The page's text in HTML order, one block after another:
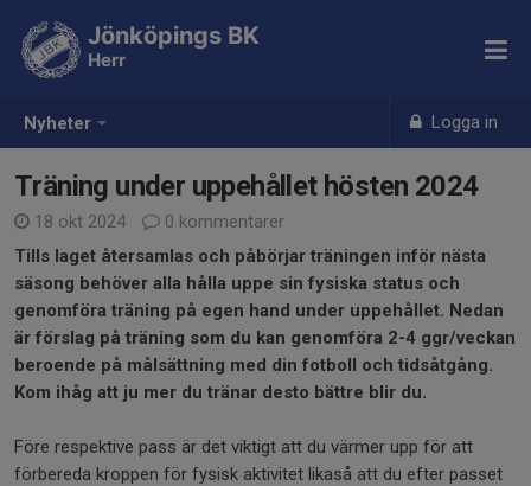
Nyheter Logga in
Jönköpings BK
Herr
Träning under uppehållet hösten 2024
18 okt 2024
0 kommentarer
Tills laget återsamlas och påbörjar träningen inför nästa
säsong behöver alla hålla uppe sin fysiska status och
genomföra träning på egen hand under uppehållet. Nedan
är förslag på träning som du kan genomföra 2-4 ggr/veckan
beroende på målsättning med din fotboll och tidsåtgång.
Kom ihåg att ju mer du tränar desto bättre blir du.
Före respektive pass är det viktigt att du värmer upp för att
förbereda kroppen för fysisk aktivitet likaså att du efter passet